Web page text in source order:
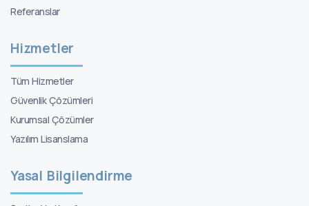
Referanslar
Hizmetler
Tüm Hizmetler
Güvenlik Çözümleri
Kurumsal Çözümler
Yazılım Lisanslama
Yasal Bilgilendirme